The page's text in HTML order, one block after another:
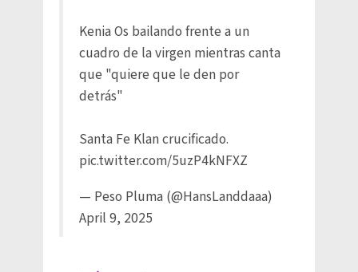
Kenia Os bailando frente a un
cuadro de la virgen mientras canta
que "quiere que le den por
detrás"
Santa Fe Klan crucificado.
pic.twitter.com/5uzP4kNFXZ
— Peso Pluma (@HansLanddaaa)
April 9, 2025